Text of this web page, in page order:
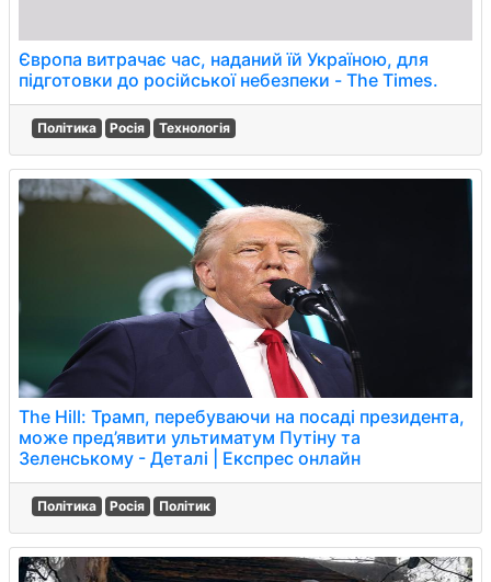
Європа витрачає час, наданий їй Україною, для
підготовки до російської небезпеки - The Times.
Політика Росія Технологія
The Hill: Трамп, перебуваючи на посаді президента,
може пред’явити ультиматум Путіну та
Зеленському - Деталі | Експрес онлайн
Політика Росія Політик